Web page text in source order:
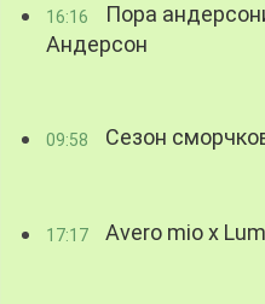
16:16
Пора
Андерсон
09:58 Сезон
17:17 Avero mio x